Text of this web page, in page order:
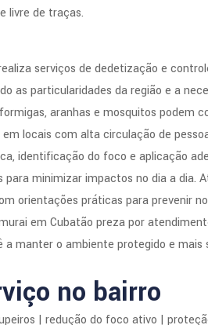
livre de traças.
serviços de dedetização e
as particularidades da região e a
aranhas e mosquitos podem
locais com alta circulação de
identificação do foco e aplicação
minimizar impactos no dia a dia.
orientações práticas para prevenir
em Cubatão preza por
manter o ambiente protegido e mais
no bairro
| redução do foco ativo |